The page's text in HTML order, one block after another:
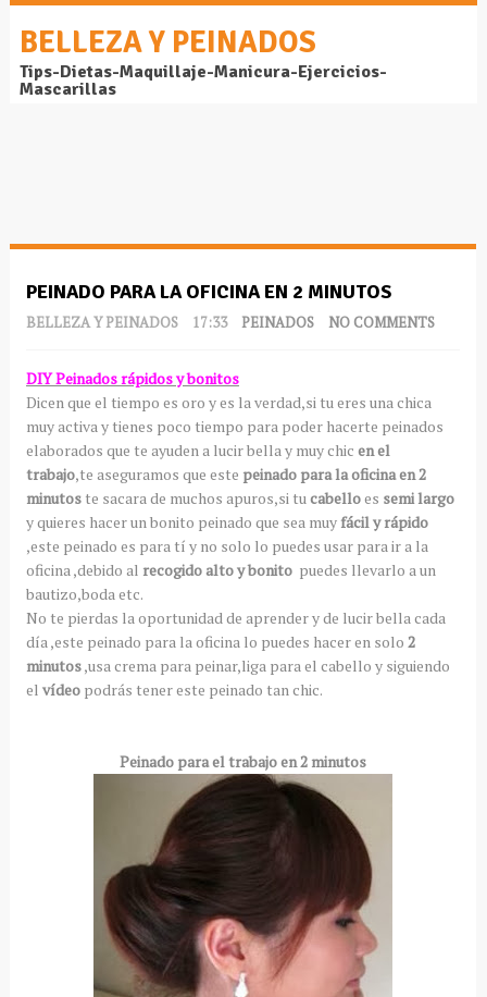
BELLEZA Y PEINADOS
Tips-Dietas-Maquillaje-Manicura-Ejercicios-
Mascarillas
PEINADO PARA LA OFICINA EN 2 MINUTOS
BELLEZA Y PEINADOS 17:33 PEINADOS NO COMMENTS
DIY Peinados rápidos y bonitos
Dicen que el tiempo es oro y es la verdad,si tu eres una chica
muy activa y tienes poco tiempo para poder hacerte peinados
elaborados que te ayuden a lucir bella y muy chic en el
trabajo,te aseguramos que este peinado para la oficina en 2
minutoste sacara de muchos apuros,si tucabelloes semi largo
y quieres hacer un bonito peinado que sea muyfácil y rápido
,este peinado es para tí y no solo lo puedes usar para ir a la
oficina ,debido al recogido alto y bonitopuedes llevarlo a un
bautizo,boda etc.
No te pierdas la oportunidad de aprender y de lucir bella cada
día ,este peinado para la oficina lo puedes hacer en solo 2
minutos,usa crema para peinar,liga para el cabello y siguiendo
el vídeopodrás tener este peinado tan chic.
Peinado para el trabajo en 2 minutos